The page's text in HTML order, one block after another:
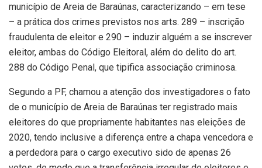
município de Areia de Baraúnas, caracterizando – em tese
– a prática dos crimes previstos nos arts. 289 – inscrição
fraudulenta de eleitor e 290 – induzir alguém a se inscrever
eleitor, ambas do Código Eleitoral, além do delito do art.
288 do Código Penal, que tipifica associação criminosa.
Segundo a PF, chamou a atenção dos investigadores o fato
de o município de Areia de Baraúnas ter registrado mais
eleitores do que propriamente habitantes nas eleições de
2020, tendo inclusive a diferença entre a chapa vencedora e
a perdedora para o cargo executivo sido de apenas 26